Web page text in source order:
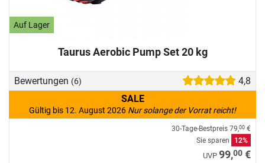
Auf Lager
Taurus Aerobic Pump Set 20 kg
Bewertungen (6)
4,8
SALE
Gültig bis 12. August 2026 Nur solange der Vorrat reicht!
30-Tage-Bestpreis 79,00 €
Sie sparen
12%
UVP 99,00 €